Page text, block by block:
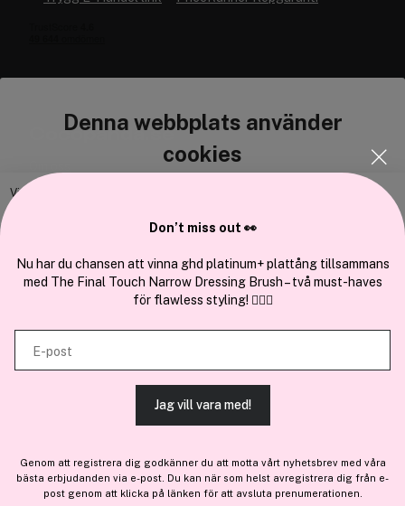
Denna webbplats använder
cookies
Vi använder enhetsidentifierare för att anpassa innehållet och
och annan information från din enhet till de sociala medier och annons-
och analysföretag som vi samarbetar med. Dessa kan i sin tur
kombinera informationen med annan information som du har
tillhandahållit eller som de har samlat in när du har använt deras
tjänster.
TILLÅT ALLA COOKIES
VISA DETALJER
Cocopanda.se
En del avBrandsdal Group AS
Don’t miss out 👀
Nu har du chansen att vinna ghd platinum+ plattång tillsammans
med The Final Touch Narrow Dressing Brush – två must-haves
för flawless styling! 💇‍♀️✨
E-post
Jag vill vara med!
Genom att registrera dig godkänner du att motta vårt nyhetsbrev med våra
bästa erbjudanden via e-post. Du kan när som helst avregistrera dig från e-
post genom att klicka på länken för att avsluta prenumerationen.